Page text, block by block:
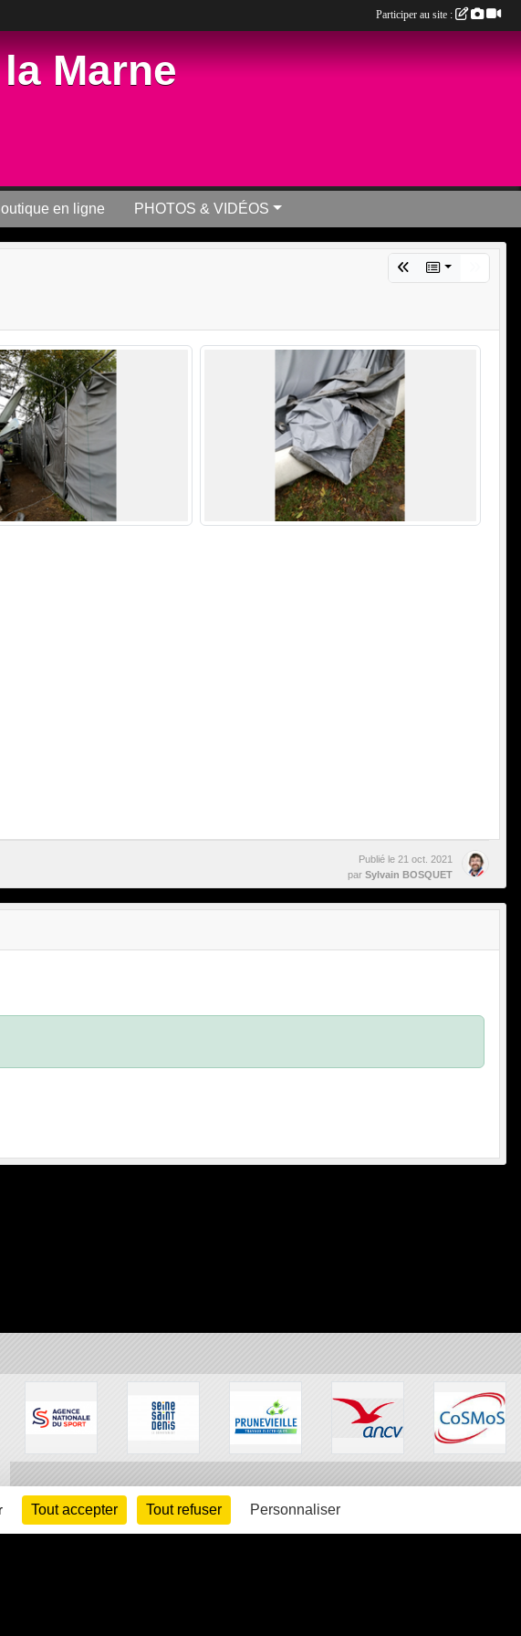
Marne
en ligne PHOTOS & VIDÉOS
Publié le 21 oct. 2021
par Sylvain BOSQUET
Participer au site :
Tout accepter Tout refuser Personnaliser